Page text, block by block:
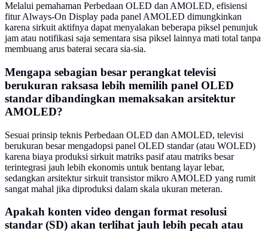
Melalui pemahaman Perbedaan OLED dan AMOLED, efisiensi
fitur Always-On Display pada panel AMOLED dimungkinkan
karena sirkuit aktifnya dapat menyalakan beberapa piksel penunjuk
jam atau notifikasi saja sementara sisa piksel lainnya mati total tanpa
membuang arus baterai secara sia-sia.
Mengapa sebagian besar perangkat televisi
berukuran raksasa lebih memilih panel OLED
standar dibandingkan memaksakan arsitektur
AMOLED?
Sesuai prinsip teknis Perbedaan OLED dan AMOLED, televisi
berukuran besar mengadopsi panel OLED standar (atau WOLED)
karena biaya produksi sirkuit matriks pasif atau matriks besar
terintegrasi jauh lebih ekonomis untuk bentang layar lebar,
sedangkan arsitektur sirkuit transistor mikro AMOLED yang rumit
sangat mahal jika diproduksi dalam skala ukuran meteran.
Apakah konten video dengan format resolusi
standar (SD) akan terlihat jauh lebih pecah atau